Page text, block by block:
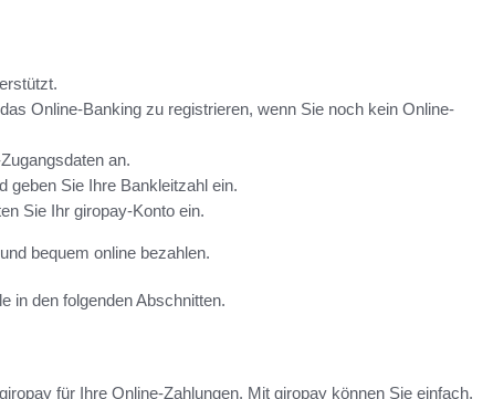
Online-Banking zu registrieren, wenn Sie noch kein Online-
an.
geben Sie Ihre Bankleitzahl ein.
Sie Ihr giropay-Konto ein.
bequem online bezahlen.
in den folgenden Abschnitten.
für Ihre Online-Zahlungen. Mit giropay können Sie einfach,